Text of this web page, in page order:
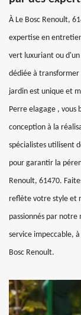
À Le Bosc Renoult,
expertise en
vert luxuriant ou
dédiée à transformer
jardin est unique et
Perre elagage , vous
conception à la
spécialistes utilisent
pour garantir la
Renoult, 61470.
reflète votre style et
passionnés par notre
service impeccable,
Bosc Renoult.